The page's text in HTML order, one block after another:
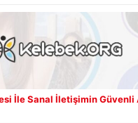
İle Sanal İletişimin Güvenli